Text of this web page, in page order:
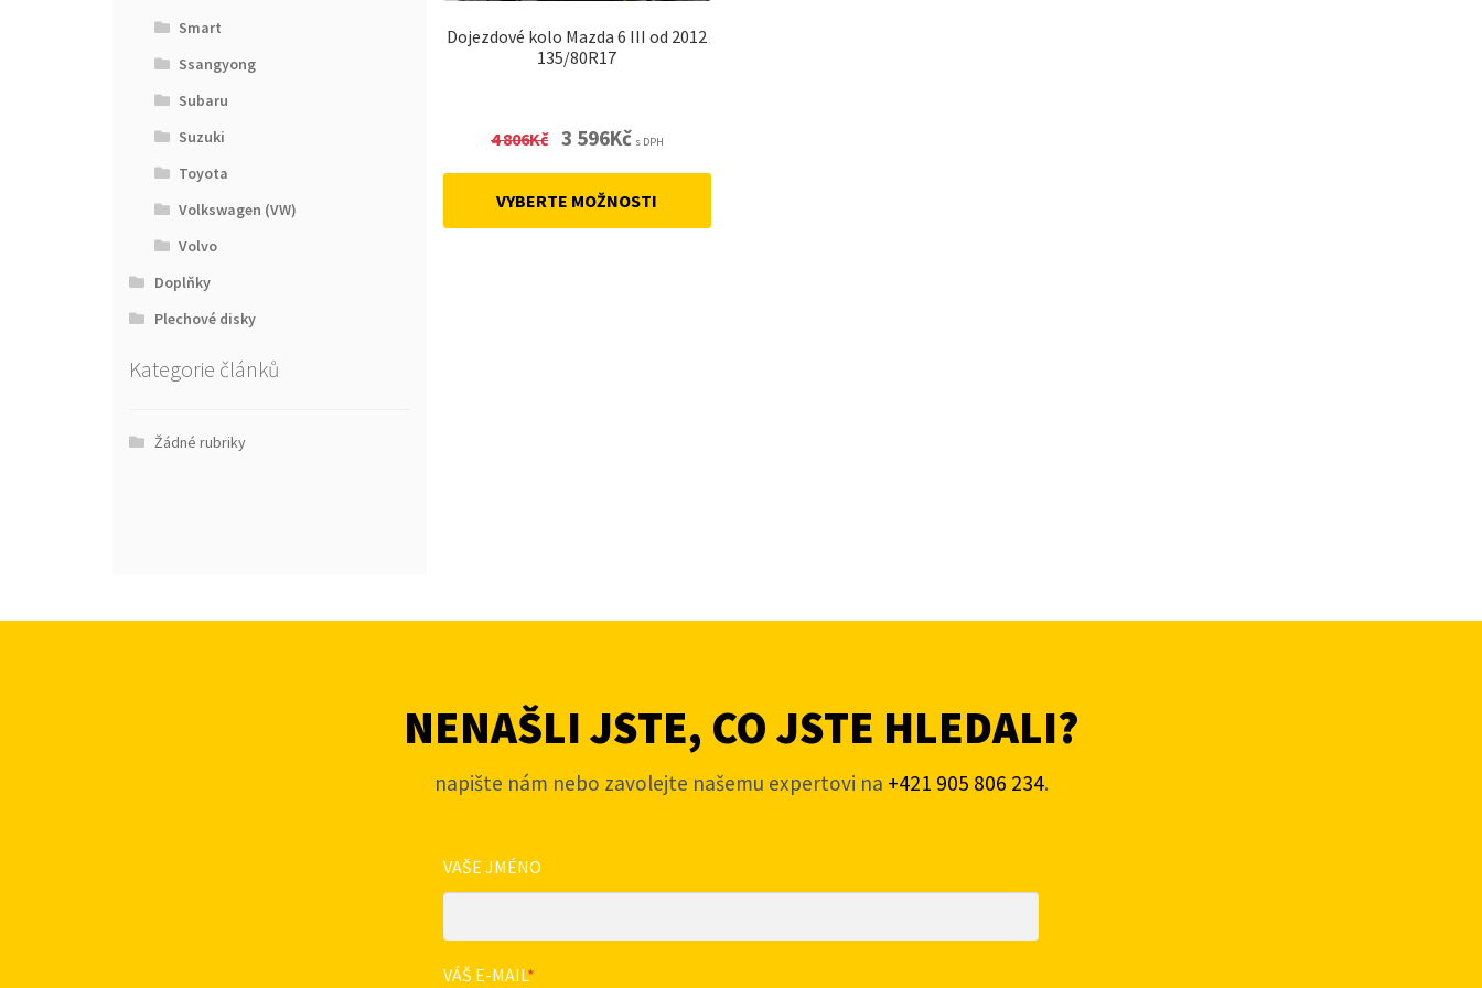
Smart
Ssangyong
Subaru
Suzuki
Toyota
Volkswagen (VW)
Volvo
Doplňky
Plechové disky
Kategorie článků
Žádné rubriky
Dojezdové kolo Mazda 6 III od 2012
135/80R17
4 806Kč
Original
4
806Kč.
3 596KčCurrent
3
596Kč.
s DPH
VYBERTE MOŽNOSTI
NENAŠLI JSTE, CO JSTE HLEDALI?
napište nám nebo zavolejte našemu expertovi na +421 905 806 234.
VAŠE JMÉNO
VÁŠ E-MAIL*